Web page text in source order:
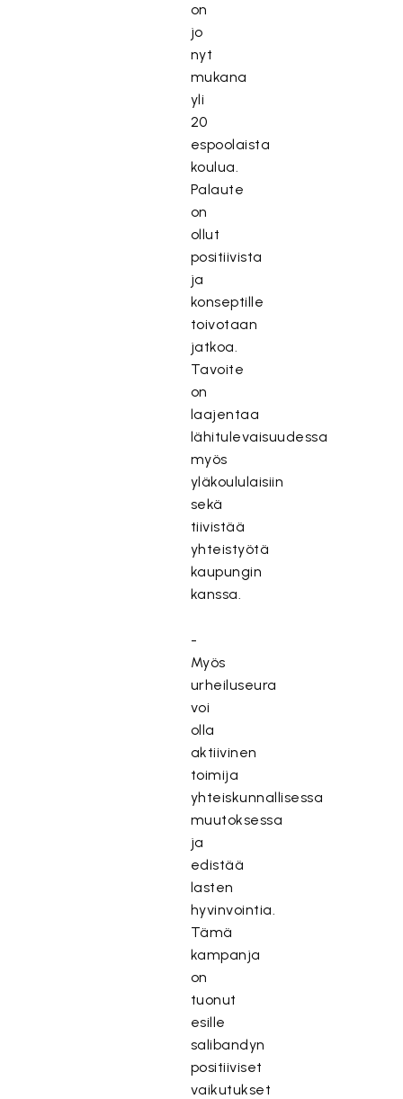
on
jo
nyt
mukana
yli
20
espoolaista
koulua.
Palaute
on
ollut
positiivista
ja
konseptille
toivotaan
jatkoa.
Tavoite
on
laajentaa
lähitulevaisuudessa
myös
yläkoululaisiin
sekä
tiivistää
yhteistyötä
kaupungin
kanssa.
-
Myös
urheiluseura
voi
olla
aktiivinen
toimija
yhteiskunnallisessa
muutoksessa
ja
edistää
lasten
hyvinvointia.
Tämä
kampanja
on
tuonut
esille
salibandyn
positiiviset
vaikutukset